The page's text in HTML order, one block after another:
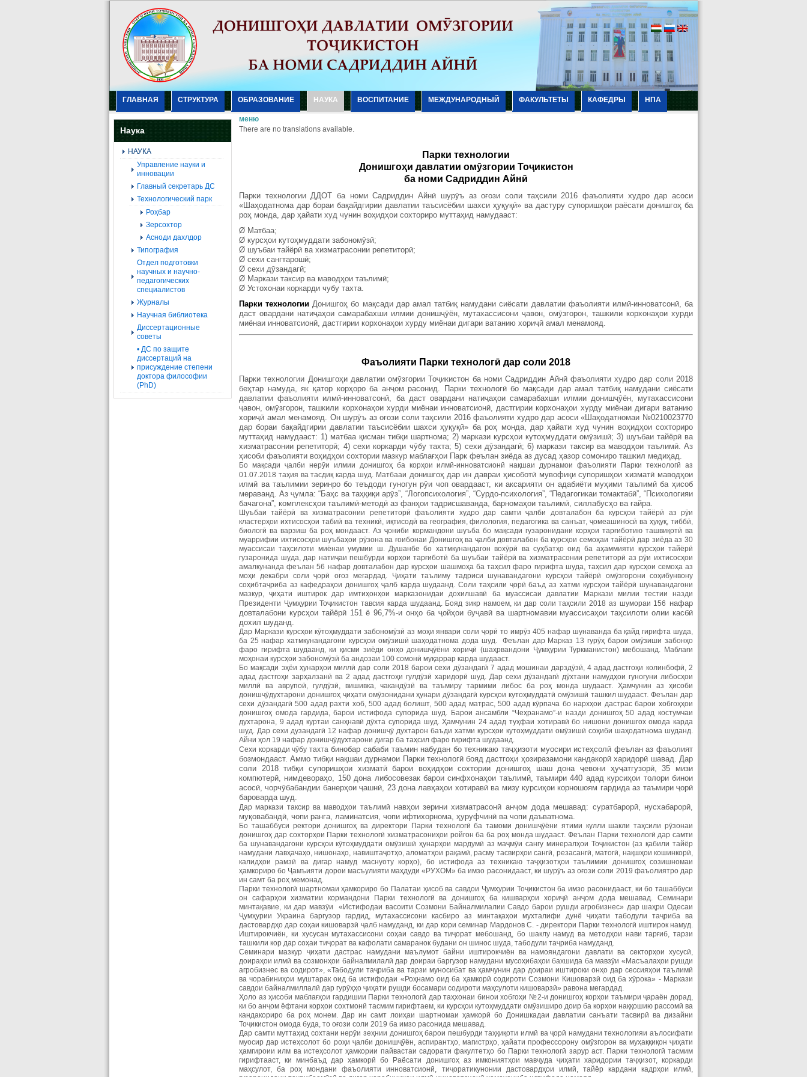
ГЛАВНАЯ СТРУКТУРА ОБРАЗОВАНИЕ НАУКА ВОСПИТАНИЕ МЕЖДУНАРОДНЫЙ ФАКУЛЬТЕТЫ КАФЕДРЫ НПА
Наука
НАУКА
Управление науки и
инновации
Главный секретарь ДС
Технологический парк
Роҳбар
Зерсохтор
Асноди дахлдор
Типография
Отдел подготовки
научных и научно-
педагогических
специалистов
Журналы
Научная библиотека
Диссертационные
советы
• ДС по защите
диссертаций на
присуждение степени
доктора философии
(PhD)
меню
There are no translations available.
Парки технологии
Донишгоҳи давлатии омӯзгории Тоҷикистон
ба номи Садриддин Айнӣ
Парки технологии ДДОТ ба номи Садриддин Айнӣ шурӯъ аз оғози соли таҳсили 2016 фаъолияти худро дар асоси
«Шаҳодатнома дар бораи бақайдгирии давлатии таъсисёбии шахси ҳуқуқӣ» ва дастуру супоришҳои раёсати донишгоҳ ба
роҳ монда, дар ҳайати худ чунин воҳидҳои сохториро муттаҳид намудааст:
Ø Матбаа;
Ø курсҳои кутоҳмуддати забономӯзӣ;
Ø шуъбаи тайёрӣ ва хизматрасонии репетиторӣ;
Ø сехи сангтарошӣ;
Ø сехи дӯзандагӣ;
Ø Маркази таксир ва маводҳои таълимӣ;
Ø Устохонаи коркарди чубу тахта.
Парки технологии Донишгоҳ бо мақсади дар амал татбиқ намудани сиёсати давлатии фаъолияти илмӣ-инноватсонӣ, ба
даст овардани натиҷаҳои самарабахши илмии донишҷӯён, мутахассисони ҷавон, омӯзгорон, ташкили корхонаҳои хурди
миёнаи инноватсионӣ, дастгирии корхонаҳои хурду миёнаи дигари ватанию хориҷӣ амал менамояд.
Фаъолияти Парки технологӣ дар соли 2018
Парки технологии Донишгоҳи давлатии омӯзгории Тоҷикистон ба номи Садриддин Айнӣ фаъолияти худро дар соли 2018
беҳтар намуда, як қатор корҳоро ба анҷом расонид. Парки технологӣ бо мақсади дар амал татбиқ намудани сиёсати
давлатии фаъолияти илмӣ-инноватсонӣ, ба даст овардани натиҷаҳои самарабахши илмии донишҷӯён, мутахассисони
ҷавон, омӯзгорон, ташкили корхонаҳои хурди миёнаи инноватсионӣ, дастгирии корхонаҳои хурду миёнаи дигари ватанию
хориҷӣ амал менамояд. Он шурӯъ аз оғози соли таҳсили 2016 фаъолияти худро дар асоси «Шаҳодатномаи №0210023770
дар бораи бақайдгирии давлатии таъсисёбии шахси ҳуқуқӣ» ба роҳ монда, дар ҳайати худ чунин воҳидҳои сохториро
муттаҳид намудааст: 1) матбаа қисман тибқи шартнома; 2) маркази курсҳои кутоҳмуддати омӯзишӣ; 3) шуъбаи тайёрӣ ва
хизматрасонии репетиторӣ; 4) сехи коркарди чӯбу тахта; 5) сехи дӯзандагӣ; 6) маркази таксир ва маводҳои таълимӣ. Аз
ҳисоби фаъолияти воҳидҳои сохтории мазкур маблағҳои Парк феълан зиёда аз дусад ҳазор сомониро ташкил медиҳад.
Бо мақсади ҷалби нерӯи илмии донишгоҳ ба корҳои илмӣ-инноватсионӣ нақшаи дурнамои фаъолияти Парки технологӣ аз
01.07.2018 таҳия ва тасдиқ карда шуд. Матбааи донишгоҳ дар ин давраи ҳисоботӣ мувофиқи супоришҳои хизматӣ маводҳои
илмӣ ва таълимии зеринро бо теъдоди гуногун рӯи чоп овардааст, ки аксарияти он адабиёти муҳими таълимӣ ба ҳисоб
мераванд. Аз ҷумла: “Баҳс ва таҳқиқи арӯз”, “Логопсихология”, “Сурдо-психология”, “Педагогикаи томактабӣ”, “Психологияи
бачагона”, комплексҳои таълимӣ-методӣ аз фанҳои тадрисшаванда, барномаҳои таълимӣ, силлабусҳо ва ғайра.
Шуъбаи тайёрӣ ва хизматрасонии репетиторӣ фаъолияти худро дар самти ҷалби довталабон ба курсҳои тайёрӣ аз рӯи
кластерҳои ихтисосҳои табиӣ ва техникӣ, иқтисодӣ ва география, филология, педагогика ва санъат, ҷомеашиносӣ ва ҳуқуқ, тиббӣ,
биологӣ ва варзиш ба роҳ мондааст. Аз ҷониби кормандони шуъба бо мақсади гузаронидани корҳои тарғиботию ташвиқотӣ ва
муаррифии ихтисосҳои шуъбаҳои рӯзона ва ғоибонаи Донишгоҳ ва ҷалби довталабон ба курсҳои семоҳаи тайёрӣ дар зиёда аз 30
муассисаи таҳсилоти миёнаи умумии ш. Душанбе бо хатмкунандагон вохӯрӣ ва суҳбатҳо оид ба аҳаммияти курсҳои тайёрӣ
гузаронида шуда, дар натиҷаи пешбурди корҳои тарғиботӣ ба шуъбаи тайёрӣ ва хизматрасонии репетиторӣ аз рӯи ихтисосҳои
амалкунанда феълан 56 нафар довталабон дар курсҳои шашмоҳа ба таҳсил фаро гирифта шуда, таҳсил дар курсҳои семоҳа аз
моҳи декабри соли ҷорӣ оғоз мегардад. Ҷиҳати таълиму тадриси шунавандагони курсҳои тайёрӣ омӯзгорони соҳибунвону
соҳибтаҷриба аз кафедраҳои донишгоҳ ҷалб карда шудаанд. Соли таҳсили ҷорӣ баъд аз хатми курсҳои тайёрӣ шунавандагони
мазкур, ҷиҳати иштирок дар имтиҳонҳои марказонидаи дохилшавӣ ба муассисаи давлатии Маркази милии тестии назди
Президенти Ҷумҳурии Тоҷикистон тавсия карда шудаанд. Бояд зикр намоем, ки дар соли таҳсили 2018 аз шумораи 156 нафар
довталабони курсҳои тайёрӣ 151 ё 96,7%-и онҳо ба ҷойҳои буҷавӣ ва шартномавии муассисаҳои таҳсилоти олии касбӣ
дохил шуданд.
Дар Маркази курсҳои кӯтоҳмуддати забономӯзӣ аз моҳи январи соли ҷорӣ то имрӯз 405 нафар шунаванда ба қайд гирифта шуда,
ба 25 нафар хатмкунандагони курсҳои омӯзишӣ шаҳодатнома дода шуд. Феълан дар Марказ 13 гурӯҳ барои омӯзиши забонҳо
фаро гирифта шудаанд, ки қисми зиёди онҳо донишҷӯёни хориҷӣ (шаҳрвандони Ҷумҳурии Туркманистон) мебошанд. Маблағи
моҳонаи курсҳои забономӯзӣ ба андозаи 100 сомонӣ муқаррар карда шудааст.
Бо мақсади эҳёи ҳунарҳои миллӣ дар соли 2018 барои сехи дӯзандагӣ 7 адад мошинаи дарздӯзӣ, 4 адад дастгоҳи колинбофӣ, 2
адад дастгоҳи зарҳалзанӣ ва 2 адад дастгоҳи гулдӯзӣ харидорӣ шуд. Дар сехи дӯзандагӣ дӯхтани намудҳои гуногуни либосҳои
миллӣ ва аврупоӣ, гулдӯзӣ, вишивка, чакандӯзӣ ва таъмиру тармими либос ба роҳ монда шудааст. Ҳамчунин аз ҳисоби
донишҷӯдухтарони донишгоҳ ҷиҳати омӯзонидани ҳунари дӯзандагӣ курсҳои кутоҳмуддатӣ омӯзишӣ ташкил шудааст. Феълан дар
сехи дӯзандагӣ 500 адад рахти хоб, 500 адад болишт, 500 адад матрас, 500 адад кӯрпача бо нархҳои дастрас барои хобгоҳҳои
донишгоҳ омода гардида, барои истифода супорида шуд. Барои ансамбли “Чеҳранамо”-и назди донишгоҳ 50 адад костумчаи
духтарона, 9 адад куртаи санҳнавӣ дӯхта супорида шуд. Ҳамчунин 24 адад туҳфаи хотиравӣ бо нишони донишгох омода карда
шуд. Дар сехи дузандагӣ 12 нафар донишҷӯ духтарон баъди хатми курсҳои кутоҳмуддати омӯзишӣ соҳиби шаҳодатнома шуданд.
Айни ҳол 19 нафар донишҷӯдухтарони дигар ба таҳсил фаро гирифта шудаанд.
Сехи коркарди чӯбу тахта бинобар сабаби таъмин набудан бо техникаю таҷҳизоти муосири истеҳсолӣ феълан аз фаъолият
бозмондааст. Аммо тибқи нақшаи дурнамои Парки технологӣ бояд дастгоҳи ҳозиразамони кандакорӣ харидорӣ шавад. Дар
соли 2018 тибқи супоришҳои хизматӣ барои воҳидҳои сохтории донишгоҳ шаш дона ҷевони ҳуҷатгузорӣ, 35 мизи
компютерӣ, нимдевораҳо, 150 дона либосовезак барои синфхонаҳои таълимӣ, таъмири 440 адад курсиҳои толори бинои
асосӣ, чорчӯбабандии банерҳои ҷашнӣ, 23 дона лавҳаҳои хотиравӣ ва мизу курсиҳои корношоям гардида аз таъмири ҷорӣ
бароварда шуд.
Дар маркази таксир ва маводҳои таълимӣ навҳои зерини хизматрасонӣ анҷом дода мешавад: суратбарорӣ, нусхабарорӣ,
муқовабандӣ, чопи ранга, ламинатсия, чопи ифтихорнома, ҳуруфчинӣ ва чопи даъватнома.
Бо ташаббуси ректори донишгоҳ ва директори Парки технологӣ ба тамоми донишҷӯёни ятими кулли шакли таҳсили рӯзонаи
донишгоҳ дар сохторҳои Парки технологӣ хизматрасониҳои ройгон ба ба роҳ монда шудааст. Феълан Парки технологӣ дар самти
ба шунавандагони курсҳои кӯтоҳмуддати омӯзишӣ ҳунарҳои мардумӣ аз маҷмӯи сангу минералҳои Тоҷикистон (аз қабили тайёр
намудани лавҳачаҳо, нишонаҳо, навиштаҷотҳо, аломатҳои рақамӣ, расму тасвирҳои сангӣ, резасангӣ, матогӣ, нақшҳои кошинкорӣ,
калидҳои рамзӣ ва дигар намуд маснуоту корҳо), бо истифода аз техникаю таҷҳизотҳои таълимии донишгоҳ созишномаи
ҳамкориро бо Ҷамъияти дорои масъулияти маҳдуди «РУХОМ» ба имзо расонидааст, ки шурӯъ аз оғози соли 2019 фаъолиятро дар
ин самт ба роҳ мемонад.
Парки технологӣ шартномаи ҳамкориро бо Палатаи ҳисоб ва савдои Ҷумҳурии Тоҷикистон ба имзо расонидааст, ки бо ташаббуси
он сафарҳои хизматии кормандони Парки технологӣ ва донишгоҳ ба кишварҳои хориҷӣ анҷом дода мешавад. Семинари
минтақавие, ки дар мавзӯи «Истифодаи васоити Созмони Байналмилалии Савдо барои рушди агробизнес» дар шаҳри Одесаи
Ҷумҳурии Украина баргузор гардид, мутахассисони касбиро аз минтақаҳои мухталифи дунё ҷиҳати табодули таҷриба ва
дастовардҳо дар соҳаи кишоварзӣ ҷалб намуданд, ки дар кори семинар Мардонов С. - директори Парки технологӣ иштирок намуд.
Иштирокчиён, ки хусусан мутахассисони соҳаи савдо ва тиҷорат мебошанд, бо шаклу намуд ва методҳои нави тарғиб, тарзи
ташкили кор дар соҳаи тиҷорат ва кафолати самаранок будани он шинос шуда, табодули таҷриба намуданд.
Семинари мазкур ҷиҳати дастрас намудани маълумот байни иштирокчиён ва намояндагони давлати ва секторҳои хусусӣ,
доираҳои илмӣ ва созмонҳои байналмилалӣ дар доираи баргузор намудани мусоҳибаҳои бахшида ба мавзӯи «Масъалаҳои рушди
агробизнес ва содирот», «Табодули таҷриба ва тарзи муносибат ва ҳамчунин дар доираи иштироки онҳо дар сессияҳои таълимӣ
ва чорабиниҳои муштарак оид ба истифодаи «Роҳнамо оид ба ҳамкорӣ содироти Созмони Кишоварзӣ оид ба хӯрока» - Маркази
савдои байналмиллалӣ дар гурӯҳҳо ҷиҳати рушди босамари содироти маҳсулоти кишоварзӣ» равона мегардад.
Ҳоло аз ҳисоби маблағҳои гардишии Парки технологӣ дар таҳхонаи бинои хобгоҳи №2-и донишгоҳ корҳои таъмири ҷараён дорад,
ки бо анҷом ёфтани корҳои сохтмонӣ тасмим гирифтаем, ки курсҳои кутоҳмуддати омӯзиширо доир ба корҳои наққошию рассомӣ ва
кандакориро ба роҳ монем. Дар ин самт лоиҳаи шартномаи ҳамкорӣ бо Донишкадаи давлатии санъати тасвирӣ ва дизайни
Тоҷикистон омода буда, то оғози соли 2019 ба имзо расонида мешавад.
Дар самти муттаҳид сохтани нерӯи зеҳнии донишгоҳ барои пешбурди таҳқиқоти илмӣ ва ҷорӣ намудани технологияи аълосифати
муосир дар истеҳсолот бо роҳи ҷалби донишҷӯён, аспирантҳо, магистрҳо, ҳайати профессорону омӯзгорон ва муҳаққиқон ҷиҳати
ҳамгироии илм ва истеҳсолот ҳамкории пайвастаи садорати факултетҳо бо Парки технологӣ зарур аст. Парки технологӣ тасмим
гирифтааст, ки минбаъд дар ҳамкорӣ бо Раёсати донишгоҳ аз имкониятҳои мавҷуда ҷиҳати харидории таҷҳизот, коркарди
маҳсулот, ба роҳ мондани фаъолияти инноватсионӣ, тиҷоратикунонии дастовардҳои илмӣ, тайёр кардани кадрҳои илмӣ,